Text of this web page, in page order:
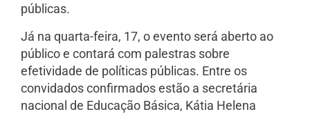
públicas.
Já na quarta-feira, 17, o evento será aberto ao
público e contará com palestras sobre
efetividade de políticas públicas. Entre os
convidados confirmados estão a secretária
nacional de Educação Básica, Kátia Helena